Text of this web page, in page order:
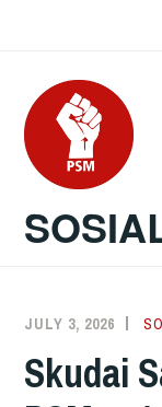
content
JULY 3, 2026
Skudai